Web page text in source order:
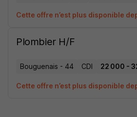
Cette offre n’est plus disponible
Plombier H/F
Bouguenais - 44 CDI 22 000 -
Cette offre n’est plus disponible